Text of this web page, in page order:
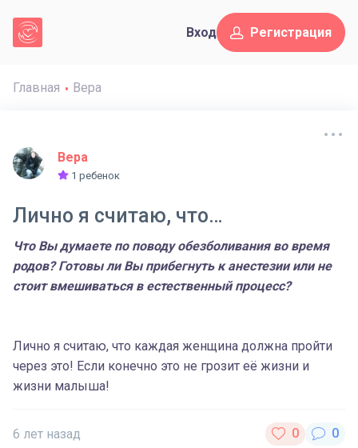
Вход Регистрация
Главная Вера
Вера
1 ребенок
Лично я считаю, что…
Что Вы думаете по поводу обезболивания во время
родов? Готовы ли Вы прибегнуть к анестезии или не
стоит вмешиваться в естественный процесс?
Лично я считаю, что каждая женщина должна пройти
через это! Если конечно это не грозит её жизни и
жизни малыша!
6 лет назад